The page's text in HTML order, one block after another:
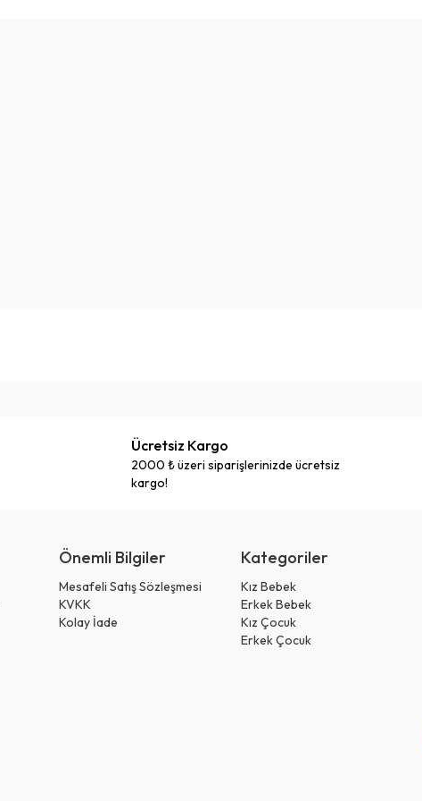
Ücretsiz Kargo
2000 ₺ üzeri siparişlerinizde ücretsiz
kargo!
Önemli Bilgiler
Mesafeli Satış Sözleşmesi
KVKK
Kolay İade
Kategoriler
Kız Bebek
Erkek Bebek
Kız Çocuk
Erkek Çocuk